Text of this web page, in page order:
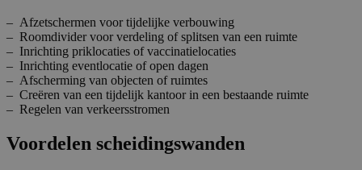
– Afzetschermen voor tijdelijke verbouwing
– Roomdivider voor verdeling of splitsen van een ruimte
– Inrichting priklocaties of vaccinatielocaties
– Inrichting eventlocatie of open dagen
– Afscherming van objecten of ruimtes
– Creëren van een tijdelijk kantoor in een bestaande ruimte
– Regelen van verkeersstromen
Voordelen scheidingswanden